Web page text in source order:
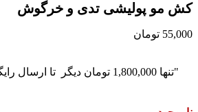
کش مو پولیشی تدی و خرگوش
55,000 تومان
"تنها 1,800,000 تومان دیگر تا ارسال